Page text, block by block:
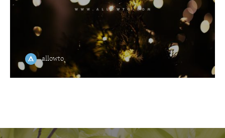
allowto